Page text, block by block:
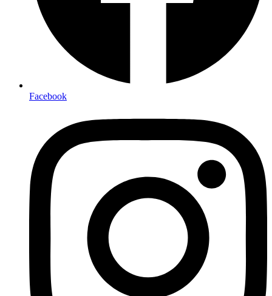
Facebook